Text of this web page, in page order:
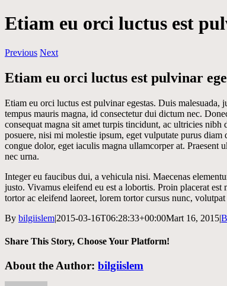
Etiam eu orci luctus est
Previous Next
Etiam eu orci luctus est pulvinar
Etiam eu orci luctus est pulvinar egestas. Duis malesuada,
tempus mauris magna, id consectetur dui dictum nec.
consequat magna sit amet turpis tincidunt, ac ultricies
posuere, nisi mi molestie ipsum, eget vulputate purus
congue dolor, eget iaculis magna ullamcorper at.
nec urna.
Integer eu faucibus dui, a vehicula nisi. Maecenas
justo. Vivamus eleifend eu est a lobortis. Proin placerat
tortor ac eleifend laoreet, lorem tortor cursus nunc,
By bilgiislem|2015-03-16T06:28:33+00:00Mart 16, 2015|
Share This Story, Choose Your Platform!
Facebook
Twitter
LinkedIn
Email
About the Author: bilgiislem